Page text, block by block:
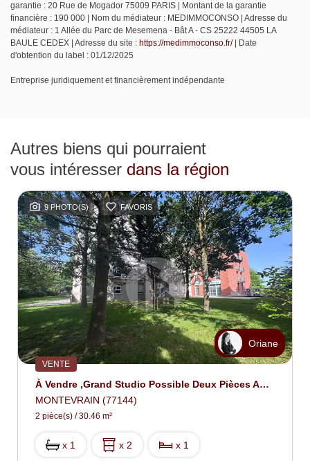
garantie : 20 Rue de Mogador 75009 PARIS | Montant de la garantie
financière : 190 000 | Nom du médiateur : MEDIMMOCONSO | Adresse du
médiateur : 1 Allée du Parc de Mesemena - Bât A - CS 25222 44505 LA
BAULE CEDEX | Adresse du site : https://medimmoconso.fr/| Date
d'obtention du label : 01/12/2025
Entreprise juridiquement et financièrement indépendante
Autres biens qui pourraient
vous intéresser dans la région
9 PHOTO(S) FAVORIS
Oriane
VENTE
À Vendre ,Grand Studio Possible Deux Pièces Au Coeur De Val D'Europe Avec Parking En Sous-Sol
MONTEVRAIN (77144)
2 pièce(s) / 30.46 m²
x 1 x 2 x 1